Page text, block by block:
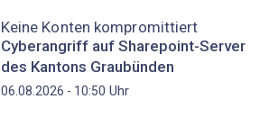
Keine Konten kompromittiert
Cyberangriff auf Sharepoint-Server
des Kantons Graubünden
06.08.2026 - 10:50 Uhr